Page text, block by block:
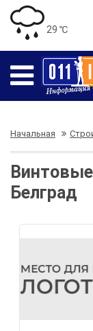
29 ℃
Начальная
Белград